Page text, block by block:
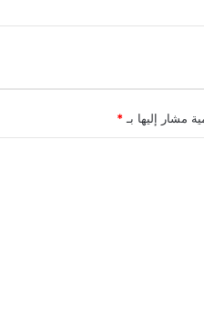
مشار إليها بـ *